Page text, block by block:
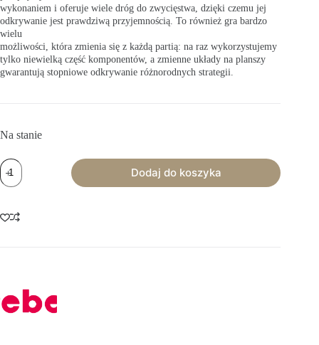
wykonaniem i oferuje wiele dróg do zwycięstwa, dzięki czemu jej
odkrywanie jest prawdziwą przyjemnością. To również gra bardzo
wielu
możliwości, która zmienia się z każdą partią: na raz wykorzystujemy
tylko niewielką część komponentów, a zmienne układy na planszy
gwarantują stopniowe odkrywanie różnorodnych strategii.
Na stanie
ilość
Everdell:
Zimowy
(edycja
kolekcjonerska)
Dodaj do koszyka